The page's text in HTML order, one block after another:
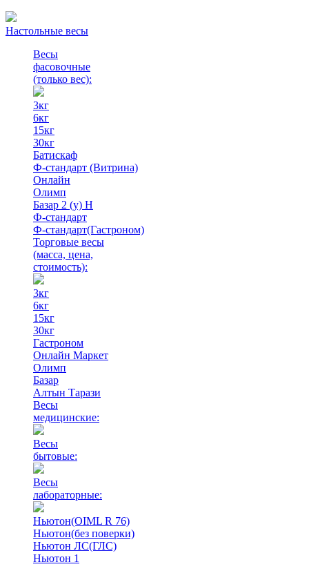
Настольные весы
Весы
фасовочные
(только вес):
3кг
6кг
15кг
30кг
Батискаф
Ф-стандарт (Витрина)
Онлайн
Олимп
Базар 2 (у) Н
Ф-стандарт
Ф-стандарт(Гастроном)
Торговые весы
(масса, цена,
стоимость):
3кг
6кг
15кг
30кг
Гастроном
Онлайн Маркет
Олимп
Базар
Алтын Тарази
Весы
медицинские:
Весы
бытовые:
Весы
лабораторные:
Ньютон(OIML R 76)
Ньютон(без поверки)
Ньютон ЛС(ГЛС)
Ньютон 1